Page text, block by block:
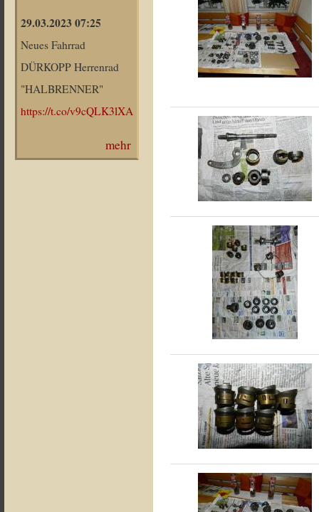
29.03.2023 07:25
Neues Fahrrad
DÜRKOPP Herrenrad
"HALBRENNER"
https://t.co/v9cQLK3lXA
mehr